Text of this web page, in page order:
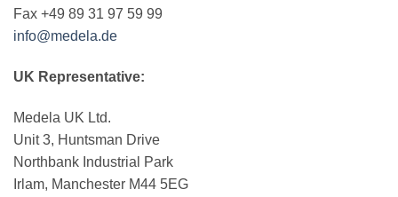
Fax +49 89 31 97 59 99
info@medela.de
UK Representative:
Medela UK Ltd.
Unit 3, Huntsman Drive
Northbank Industrial Park
Irlam, Manchester M44 5EG